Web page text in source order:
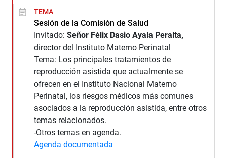
TEMA
Sesión de la Comisión de Salud
Invitado: Señor Félix Dasio Ayala Peralta,
director del Instituto Materno Perinatal
Tema: Los principales tratamientos de
reproducción asistida que actualmente se
ofrecen en el Instituto Nacional Materno
Perinatal, los riesgos médicos más comunes
asociados a la reproducción asistida, entre otros
temas relacionados.
-Otros temas en agenda.
Agenda documentada